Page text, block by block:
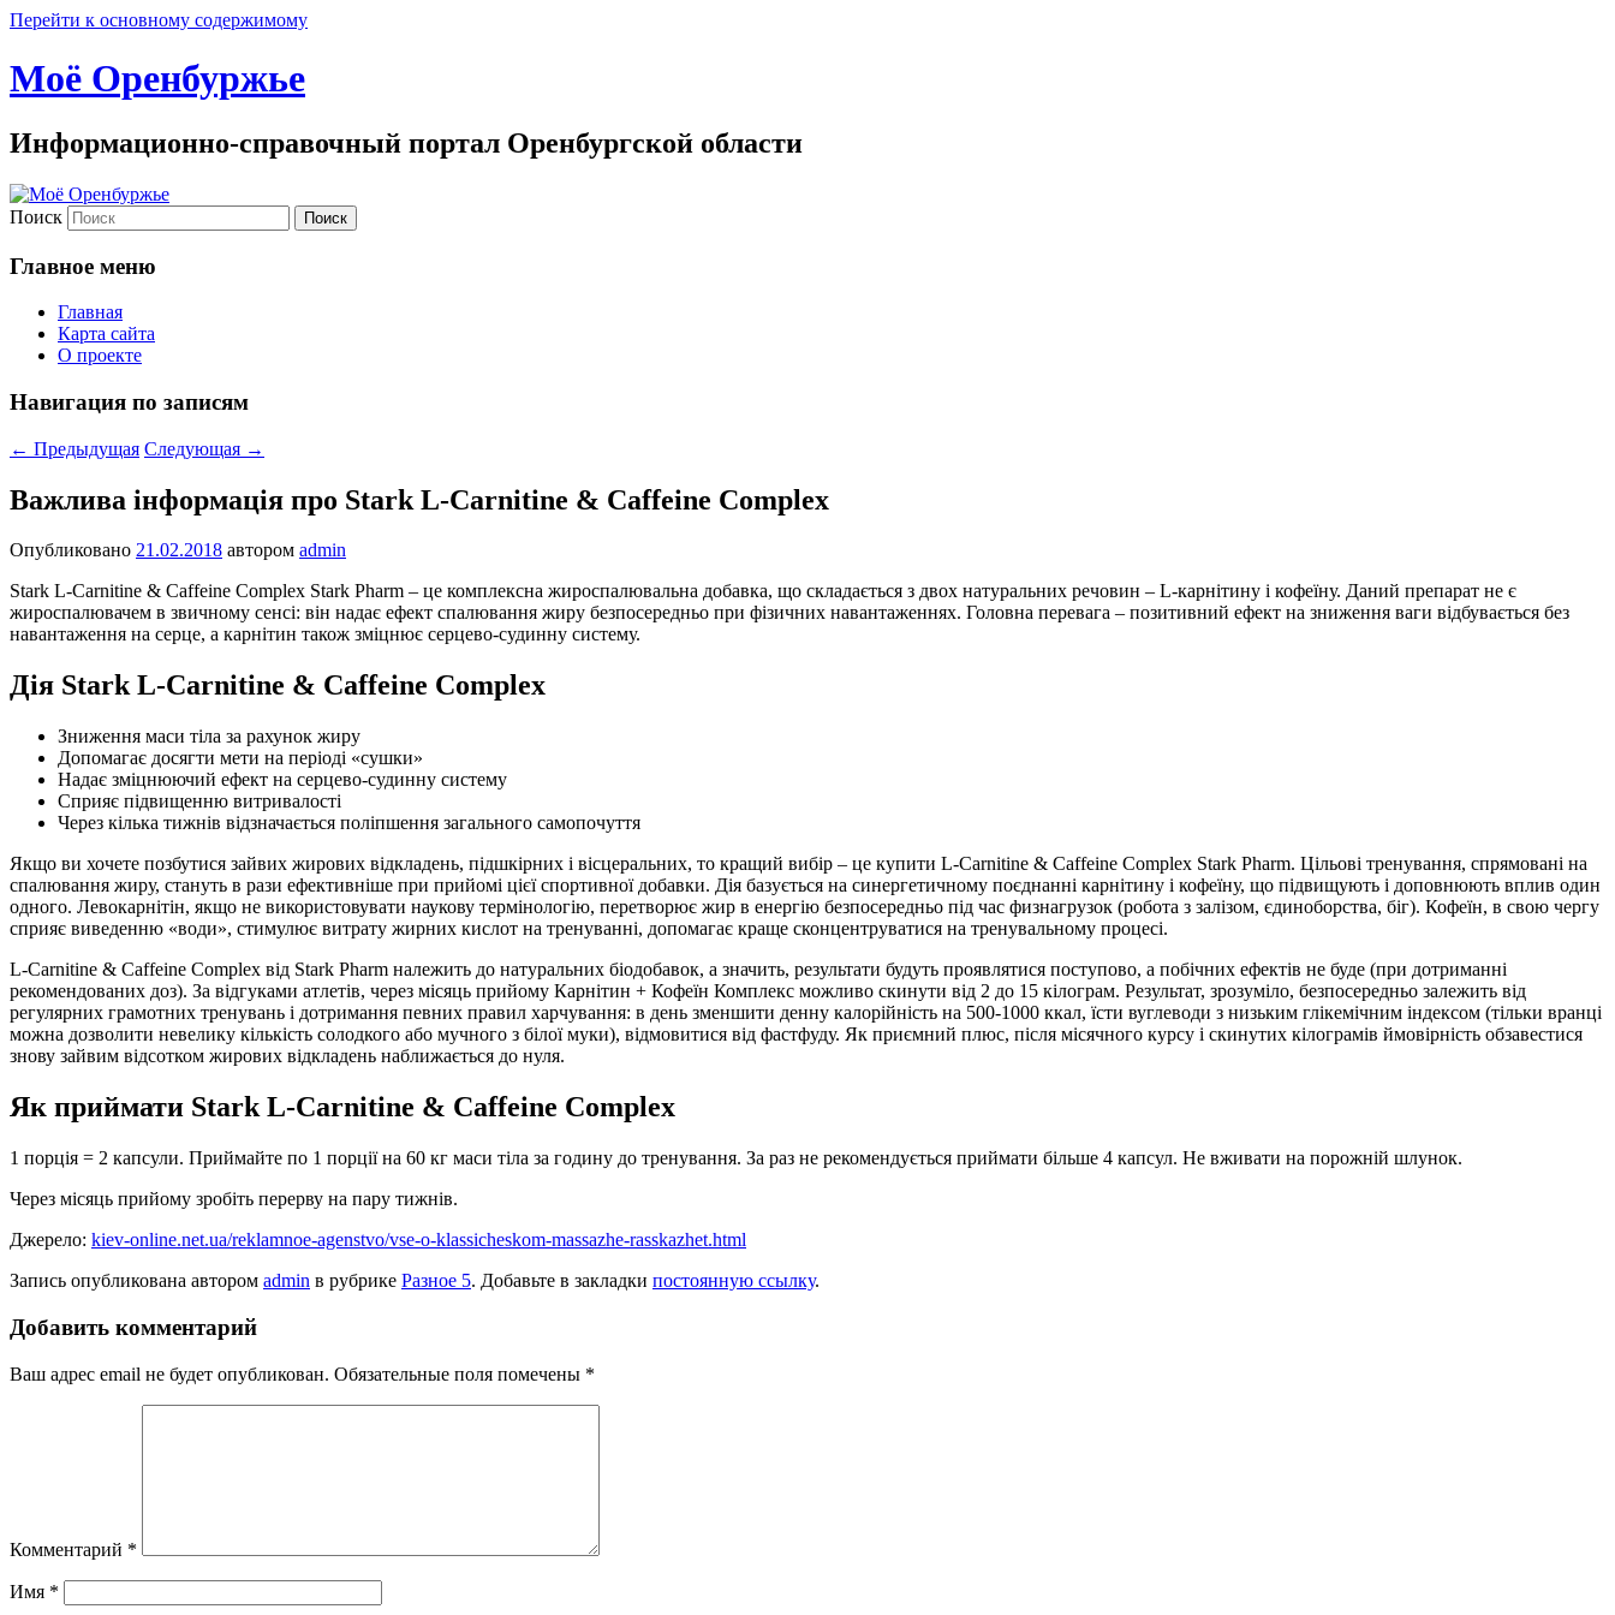
Перейти к основному содержимому
Моё Оренбуржье
Информационно-справочный портал Оренбургской области
Поиск
Главное меню
Главная
Карта сайта
О проекте
Навигация по записям
← Предыдущая Следующая →
Важлива інформація про Stark L-Carnitine & Caffeine Complex
Опубликовано 21.02.2018 автором admin
Stark L-Carnitine & Caffeine Complex Stark Pharm – це комплексна жироспалювальна добавка, що складається з двох натуральних речовин – L-карнітину і кофеїну. Даний препарат не є
жироспалювачем в звичному сенсі: він надає ефект спалювання жиру безпосередньо при фізичних навантаженнях. Головна перевага – позитивний ефект на зниження ваги відбувається без
навантаження на серце, а карнітин також зміцнює серцево-судинну систему.
Дія Stark L-Carnitine & Caffeine Complex
Зниження маси тіла за рахунок жиру
Допомагає досягти мети на періоді «сушки»
Надає зміцнюючий ефект на серцево-судинну систему
Сприяє підвищенню витривалості
Через кілька тижнів відзначається поліпшення загального самопочуття
Якщо ви хочете позбутися зайвих жирових відкладень, підшкірних і вісцеральних, то кращий вибір – це купити L-Carnitine & Caffeine Complex Stark Pharm. Цільові тренування, спрямовані на
спалювання жиру, стануть в рази ефективніше при прийомі цієї спортивної добавки. Дія базується на синергетичному поєднанні карнітину і кофеїну, що підвищують і доповнюють вплив один
одного. Левокарнітін, якщо не використовувати наукову термінологію, перетворює жир в енергію безпосередньо під час физнагрузок (робота з залізом, єдиноборства, біг). Кофеїн, в свою чергу
сприяє виведенню «води», стимулює витрату жирних кислот на тренуванні, допомагає краще сконцентруватися на тренувальному процесі.
L-Carnitine & Caffeine Complex від Stark Pharm належить до натуральних біодобавок, а значить, результати будуть проявлятися поступово, а побічних ефектів не буде (при дотриманні
рекомендованих доз). За відгуками атлетів, через місяць прийому Карнітин + Кофеїн Комплекс можливо скинути від 2 до 15 кілограм. Результат, зрозуміло, безпосередньо залежить від
регулярних грамотних тренувань і дотримання певних правил харчування: в день зменшити денну калорійність на 500-1000 ккал, їсти вуглеводи з низьким глікемічним індексом (тільки вранці
можна дозволити невелику кількість солодкого або мучного з білої муки), відмовитися від фастфуду. Як приємний плюс, після місячного курсу і скинутих кілограмів ймовірність обзавестися
знову зайвим відсотком жирових відкладень наближається до нуля.
Як приймати Stark L-Carnitine & Caffeine Complex
1 порція = 2 капсули. Приймайте по 1 порції на 60 кг маси тіла за годину до тренування. За раз не рекомендується приймати більше 4 капсул. Не вживати на порожній шлунок.
Через місяць прийому зробіть перерву на пару тижнів.
Джерело: kiev-online.net.ua/reklamnoe-agenstvo/vse-o-klassicheskom-massazhe-rasskazhet.html
Запись опубликована автором admin в рубрике Разное 5. Добавьте в закладки постоянную ссылку.
Добавить комментарий
Ваш адрес email не будет опубликован. Обязательные поля помечены *
Комментарий *
Имя *